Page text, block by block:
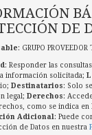
DE
: GRUPO
: Responder las
información solicitada;
Destinatarios: Solo
legal; Derechos:
como se indica en
Adicional : Puede
de Datos en nuestra